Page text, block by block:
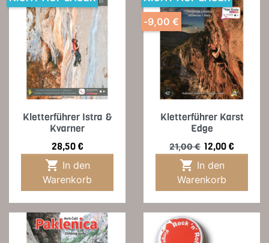
Kletterführer Istra &
Kvarner
Preis
28,50 €

Warenkorb
Kletterführer Karst
Edge
Verkaufspreis
21,00 € Preis
12,00 €

Warenkorb
-9,00 €